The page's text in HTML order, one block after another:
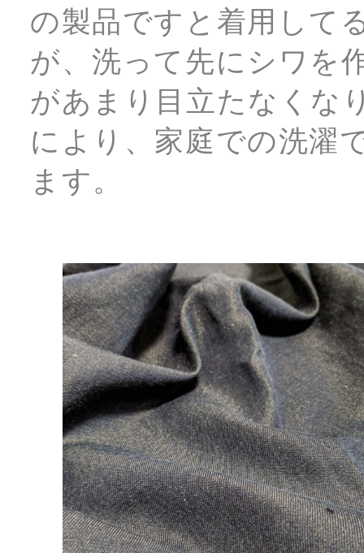
の製品ですと着用して
が、洗って先にシワを
があまり目立たなくな
により、家庭での洗濯
ます。